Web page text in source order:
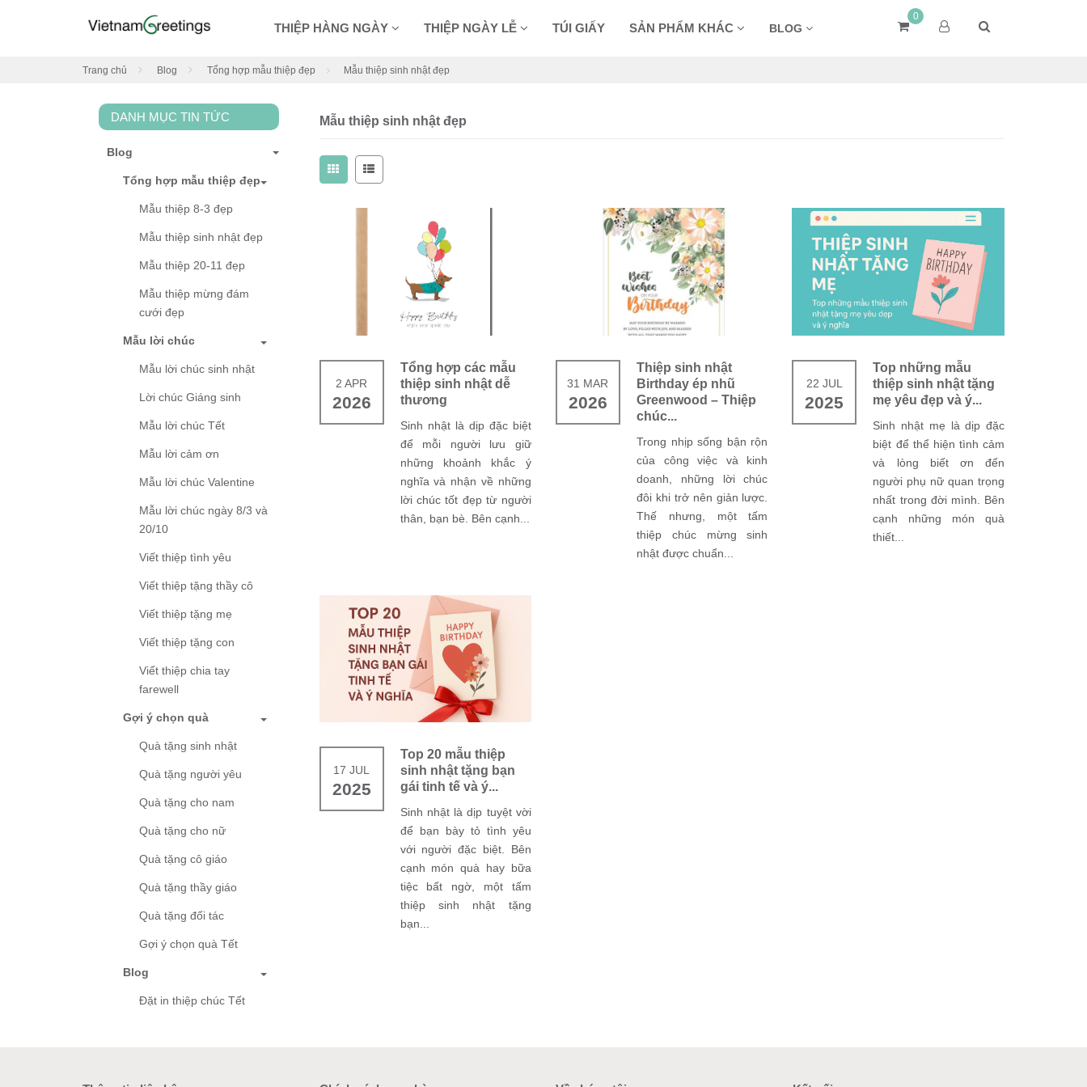
THIỆP HÀNG NGÀY THIỆP NGÀY LỄ TÚI GIẤY SẢN PHẨM KHÁC BLOG
0
Trang chủ Blog Tổng hợp mẫu thiệp đẹp Mẫu thiệp sinh nhật đẹp
DANH MỤC TIN TỨC
Blog
Tổng hợp mẫu thiệp đẹp
Mẫu thiệp 8-3 đẹp
Mẫu thiệp sinh nhật đẹp
Mẫu thiệp 20-11 đẹp
Mẫu thiệp mừng đám
cưới đẹp
Mẫu lời chúc
Mẫu lời chúc sinh nhật
Lời chúc Giáng sinh
Mẫu lời chúc Tết
Mẫu lời cảm ơn
Mẫu lời chúc Valentine
Mẫu lời chúc ngày 8/3 và
20/10
Viết thiệp tình yêu
Viết thiệp tặng thầy cô
Viết thiệp tặng mẹ
Viết thiệp tặng con
Viết thiệp chia tay
farewell
Gợi ý chọn quà
Quà tặng sinh nhật
Quà tặng người yêu
Quà tặng cho nam
Quà tặng cho nữ
Quà tặng cô giáo
Quà tặng thầy giáo
Quà tặng đối tác
Gợi ý chọn quà Tết
Blog
Đặt in thiệp chúc Tết
Mẫu thiệp sinh nhật đẹp
2 APR
2026
Tổng hợp các mẫu
thiệp sinh nhật dễ
thương
Sinh nhật là dịp đặc biệt
để mỗi người lưu giữ
những khoảnh khắc ý
nghĩa và nhận về những
lời chúc tốt đẹp từ người
thân, bạn bè. Bên cạnh...
31 MAR
2026
Thiệp sinh nhật
Birthday ép nhũ
Greenwood – Thiệp
chúc...
Trong nhịp sống bận rộn
của công việc và kinh
doanh, những lời chúc
đôi khi trở nên giản lược.
Thế nhưng, một tấm
thiệp chúc mừng sinh
nhật được chuẩn...
22 JUL
2025
Top những mẫu
thiệp sinh nhật tặng
mẹ yêu đẹp và ý...
Sinh nhật mẹ là dịp đặc
biệt để thể hiện tình cảm
và lòng biết ơn đến
người phụ nữ quan trọng
nhất trong đời mình. Bên
cạnh những món quà
thiết...
17 JUL
2025
Top 20 mẫu thiệp
sinh nhật tặng bạn
gái tinh tế và ý...
Sinh nhật là dịp tuyệt vời
để bạn bày tỏ tình yêu
với người đặc biệt. Bên
cạnh món quà hay bữa
tiệc bất ngờ, một tấm
thiệp sinh nhật tặng
bạn...